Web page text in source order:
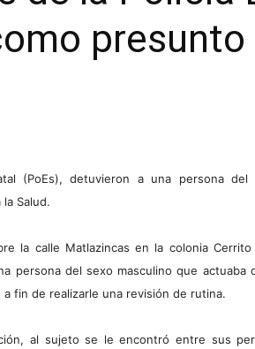
(PoEs), detuvieron a una persona
Salud.
la calle Matlazincas en la colonia
persona del sexo masculino que actuaba
fin de realizarle una revisión de rutina.
al sujeto se le encontró entre sus